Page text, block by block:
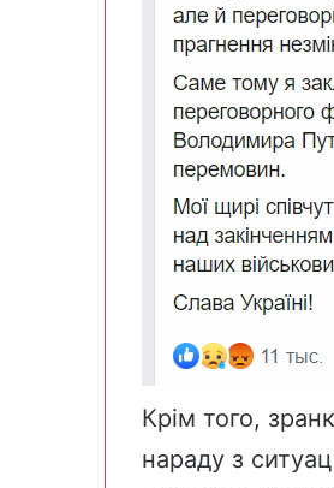
Крім того,
нараду з